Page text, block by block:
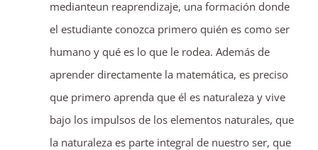
medianteun reaprendizaje, una formación donde
el estudiante conozca primero quién es como ser
humano y qué es lo que le rodea. Además de
aprender directamente la matemática, es preciso
que primero aprenda que él es naturaleza y vive
bajo los impulsos de los elementos naturales, que
la naturaleza es parte integral de nuestro ser, que